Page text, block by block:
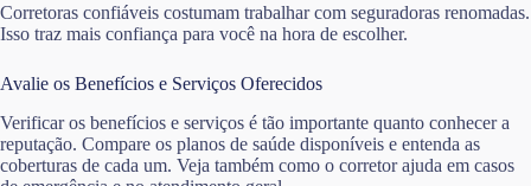
Corretoras confiáveis costumam trabalhar com seguradoras renomadas.
Isso traz mais confiança para você na hora de escolher.
Avalie os Benefícios e Serviços Oferecidos
Verificar os benefícios e serviços é tão importante quanto conhecer a
reputação. Compare os planos de saúde disponíveis e entenda as
coberturas de cada um. Veja também como o corretor ajuda em casos